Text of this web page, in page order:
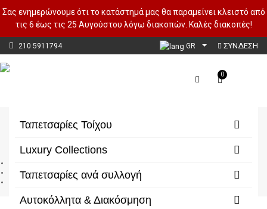
Σας ενημερώνουμε ότι το κατάστημά μας θα παραμείνει κλειστό από
τις 6 έως τις 25 Αυγούστου λόγω διακοπών. Καλές διακοπές!
210 5911794 GR ΣΥΝΔΕΣΗ
Ταπετσαρίες Τοίχου
Luxury Collections
Ταπετσαρίες ανά συλλογή
Αυτοκόλλητα & Διακόσμηση
0
Glow Metallic
Ταπετσαρίες ανά συλλογή